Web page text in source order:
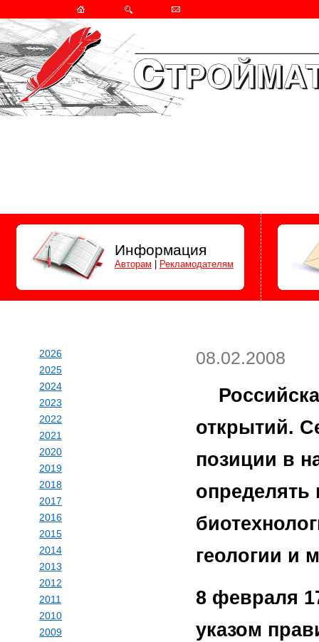
Информация
Авторам Рекламодателям
2026
2025
2024
2023
2022
2021
2020
2019
2018
2017
2016
2015
2014
2013
2012
2011
2010
2009
08.02.2008
открытий.
позиции в
определять
геологии и
8 февраля
указом